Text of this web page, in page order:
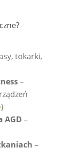
tokarki,
–
)
AGD –
–